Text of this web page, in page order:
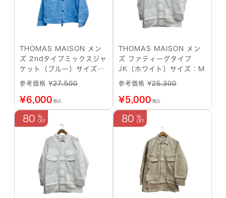
THOMAS MAISON メン
ズ 2ndタイプミックスジャ
ケット（ブルー）サイズ：
M
参考価格 ¥27,500
¥6,000 税込
THOMAS MAISON メン
ズ ファティーグタイプ
JK（ホワイト）サイズ：M
参考価格 ¥25,300
¥5,000 税込
80 80